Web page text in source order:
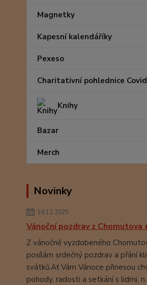
Magnetky
Kapesní kalendáříky
Pexeso
Charitativní pohlednice Covid
Knihy
Bazar
Merch
Novinky
18.12.2025
Vánoční pozdrav z Chomutova
Z vánočně vyzdobeného
posílám srdečný pozdrav a přání
svátků.Ať Vám Vánoce přinesou
pohody, radosti a setkání s lidmi,